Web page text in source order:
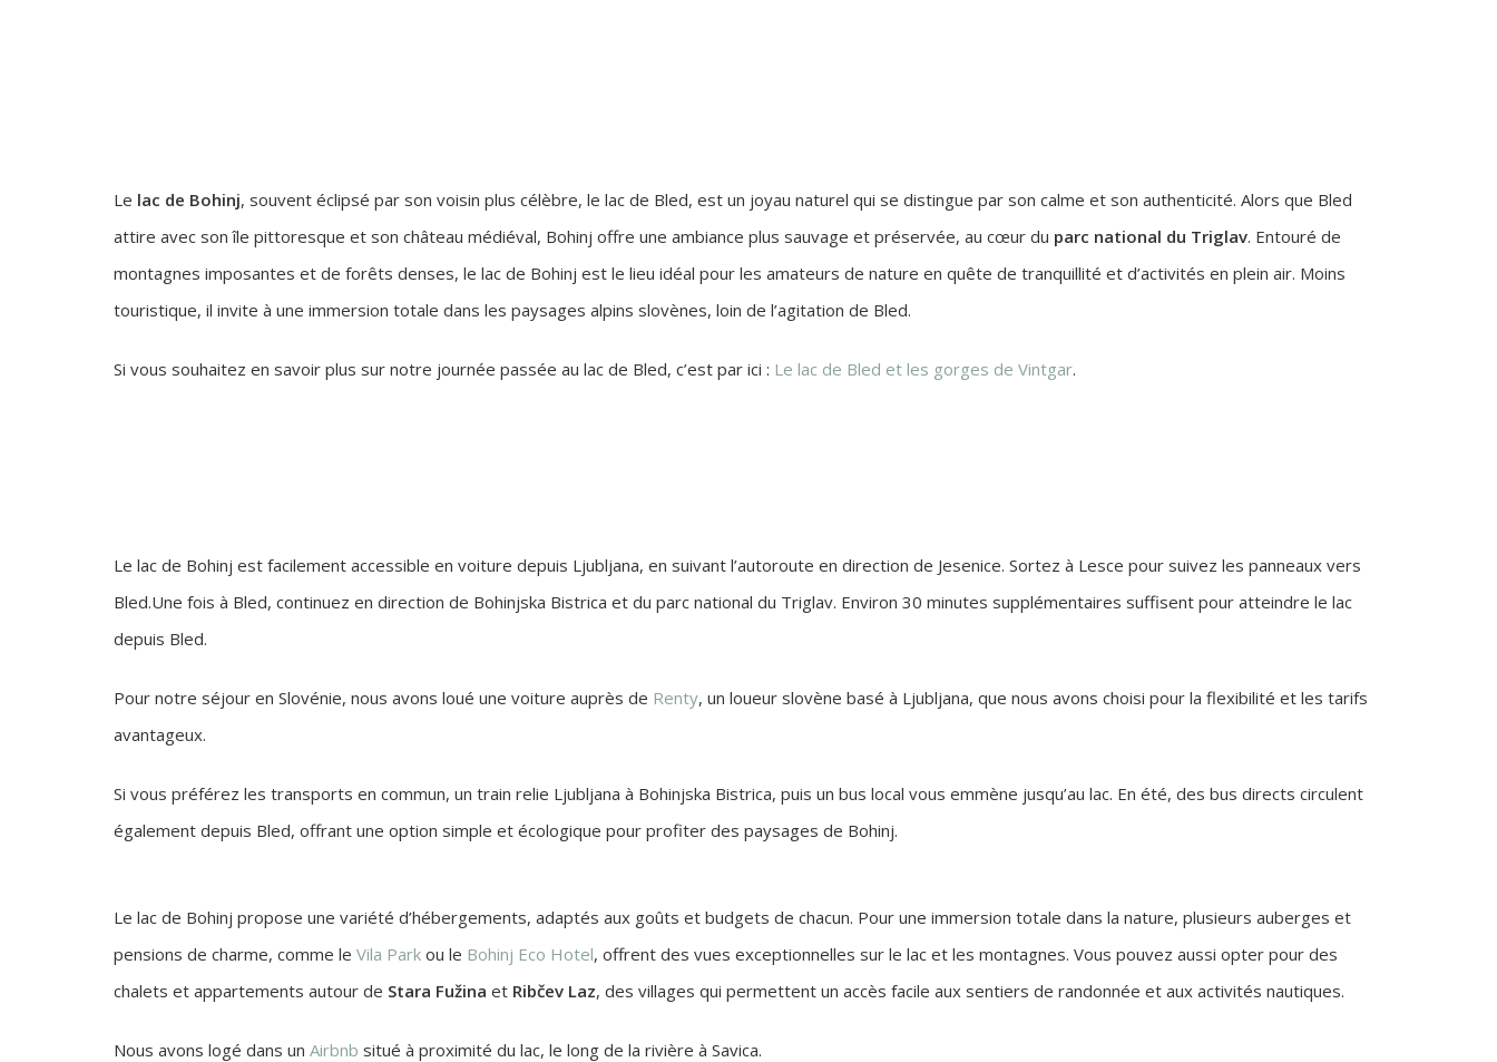
Le lac de Bohinj, souvent éclipsé par son voisin plus célèbre, le lac de Bled, est un joyau naturel qui se distingue par son calme et son authenticité. Alors que Bled
attire avec son île pittoresque et son château médiéval, Bohinj offre une ambiance plus sauvage et préservée, au cœur du parc national du Triglav. Entouré de
montagnes imposantes et de forêts denses, le lac de Bohinj est le lieu idéal pour les amateurs de nature en quête de tranquillité et d’activités en plein air. Moins
touristique, il invite à une immersion totale dans les paysages alpins slovènes, loin de l’agitation de Bled.
Si vous souhaitez en savoir plus sur notre journée passée au lac de Bled, c’est par ici : Le lac de Bled et les gorges de Vintgar.
Le lac de Bohinj est facilement accessible en voiture depuis Ljubljana, en suivant l’autoroute en direction de Jesenice. Sortez à Lesce pour suivez les panneaux vers
Bled.Une fois à Bled, continuez en direction de Bohinjska Bistrica et du parc national du Triglav. Environ 30 minutes supplémentaires suffisent pour atteindre le lac
depuis Bled.
Pour notre séjour en Slovénie, nous avons loué une voiture auprès de Renty, un loueur slovène basé à Ljubljana, que nous avons choisi pour la flexibilité et les tarifs
avantageux.
Si vous préférez les transports en commun, un train relie Ljubljana à Bohinjska Bistrica, puis un bus local vous emmène jusqu’au lac. En été, des bus directs circulent
également depuis Bled, offrant une option simple et écologique pour profiter des paysages de Bohinj.
Le lac de Bohinj propose une variété d’hébergements, adaptés aux goûts et budgets de chacun. Pour une immersion totale dans la nature, plusieurs auberges et
pensions de charme, comme le Vila Park ou le Bohinj Eco Hotel, offrent des vues exceptionnelles sur le lac et les montagnes. Vous pouvez aussi opter pour des
chalets et appartements autour de Stara Fužina et Ribčev Laz, des villages qui permettent un accès facile aux sentiers de randonnée et aux activités nautiques.
Nous avons logé dans un Airbnb situé à proximité du lac, le long de la rivière à Savica.